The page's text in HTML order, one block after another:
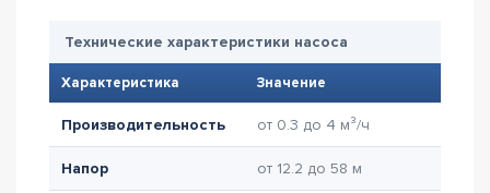
Технические характеристики насоса
Характеристика Значение
Производительность от 0.3 до 4 м³/ч
Напор от 12.2 до 58 м